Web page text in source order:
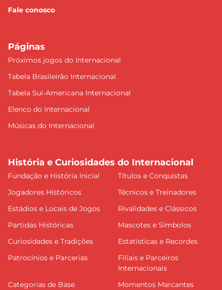
Fale conosco
Páginas
Próximos jogos do Internacional
Tabela Brasileirão Internacional
Tabela Sul-Americana Internacional
Elenco do Internacional
Músicas do Internacional
História e Curiosidades do Internacional
Fundação e História Inicial
Títulos e Conquistas
Jogadores Históricos
Técnicos e Treinadores
Estádios e Locais de Jogos
Rivalidades e Clássicos
Partidas Históricas
Mascotes e Símbolos
Curiosidades e Tradições
Estatísticas e Recordes
Patrocínios e Parcerias
Filiais e Parceiros
Internacionais
Categorias de Base
Momentos Marcantes